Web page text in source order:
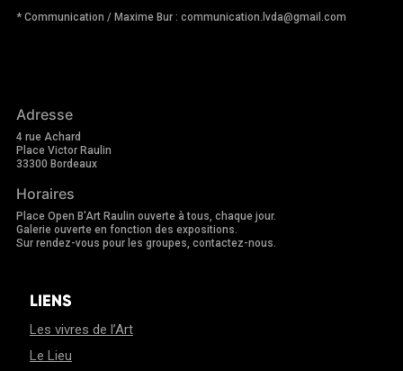
* Communication / Maxime Bur : communication.lvda@gmail.com
Adresse
4 rue Achard
Place Victor Raulin
33300 Bordeaux
Horaires
Place Open B'Art Raulin ouverte à tous, chaque jour.
Galerie ouverte en fonction des expositions.
Sur rendez-vous pour les groupes, contactez-nous.
LIENS
Les vivres de l’Art
Le Lieu